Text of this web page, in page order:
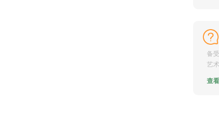
备
艺
查